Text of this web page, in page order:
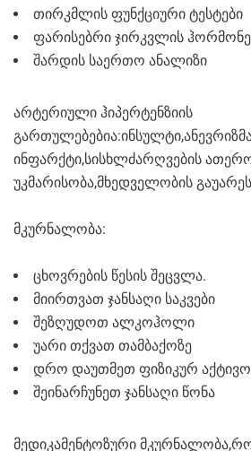
თირკმლის ფუნქციური ტესტები
ფარისებრი ჯირკვლის
შარდის საერთო ანალიზი
არტერიული ჰიპერტენზიის
ინფარქტი,სისხლძარღვების
უკმარისობა,მხედველობის
მკურნალობა:
ცხოვრების წესის შეცვლა.
მიირთვათ ჯანსაღი საკვები
შეზღუდოთ ალკოჰოლი
უარი თქვათ თამბაქოზე
დრო დაუთმეთ ფიზიკურ
შეინარჩუნეთ ჯანსაღი წონა
მედიკამენტოზური